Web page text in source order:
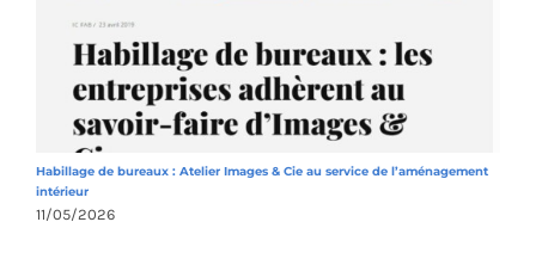
Habillage de bureaux : Atelier Images & Cie au service de l’aménagement
intérieur
11/05/2026